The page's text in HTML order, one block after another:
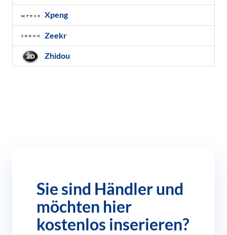
Xpeng
Zeekr
Zhidou
Sie sind Händler und
möchten hier
kostenlos inserieren?